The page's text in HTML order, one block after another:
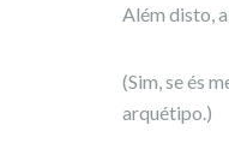
Além disto,
(Sim, se és
arquétipo.)